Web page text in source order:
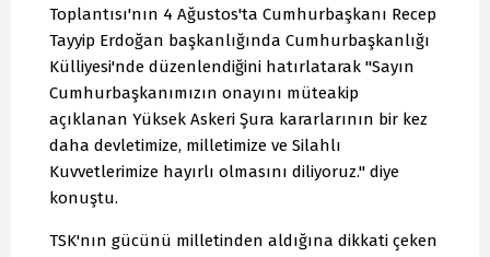
Toplantısı'nın 4 Ağustos'ta Cumhurbaşkanı Recep
Tayyip Erdoğan başkanlığında Cumhurbaşkanlığı
Külliyesi'nde düzenlendiğini hatırlatarak "Sayın
Cumhurbaşkanımızın onayını müteakip
açıklanan Yüksek Askeri Şura kararlarının bir kez
daha devletimize, milletimize ve Silahlı
Kuvvetlerimize hayırlı olmasını diliyoruz." diye
konuştu.
TSK'nın gücünü milletinden aldığına dikkati çeken